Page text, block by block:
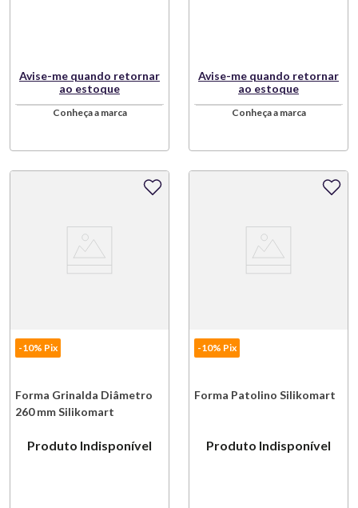
Avise-me quando retornar
ao estoque
Conheça a marca
Avise-me quando retornar
ao estoque
Conheça a marca
-10% Pix
Forma Grinalda Diâmetro
260 mm Silikomart
Produto Indisponível
-10% Pix
Forma Patolino Silikomart
Produto Indisponível